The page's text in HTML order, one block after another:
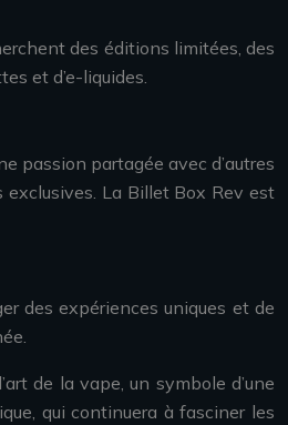
des éditions limitées, des
et d’e-liquides.
passion partagée avec d’autres
La Billet Box Rev est
des expériences uniques et de
de la vape, un symbole d’une
qui continuera à fasciner les